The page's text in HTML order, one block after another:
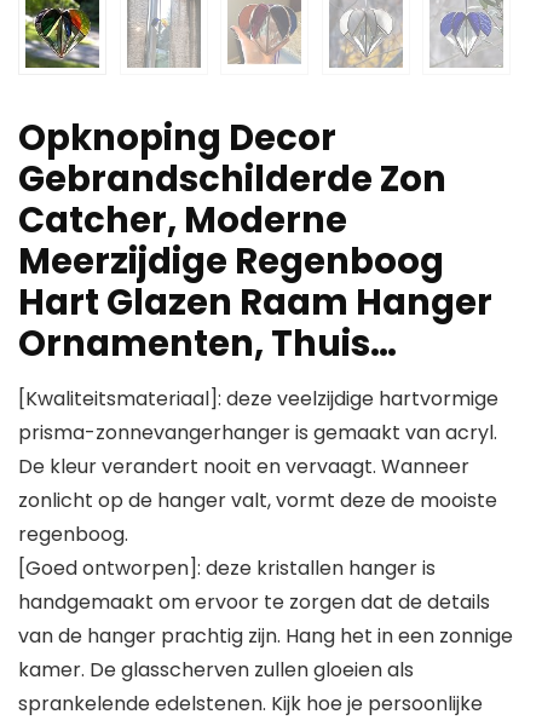
Opknoping Decor
Gebrandschilderde Zon
Catcher, Moderne
Meerzijdige Regenboog
Hart Glazen Raam Hanger
Ornamenten, Thuis…
[Kwaliteitsmateriaal]: deze veelzijdige hartvormige
prisma-zonnevangerhanger is gemaakt van acryl.
De kleur verandert nooit en vervaagt. Wanneer
zonlicht op de hanger valt, vormt deze de mooiste
regenboog.
[Goed ontworpen]: deze kristallen hanger is
handgemaakt om ervoor te zorgen dat de details
van de hanger prachtig zijn. Hang het in een zonnige
kamer. De glasscherven zullen gloeien als
sprankelende edelstenen. Kijk hoe je persoonlijke